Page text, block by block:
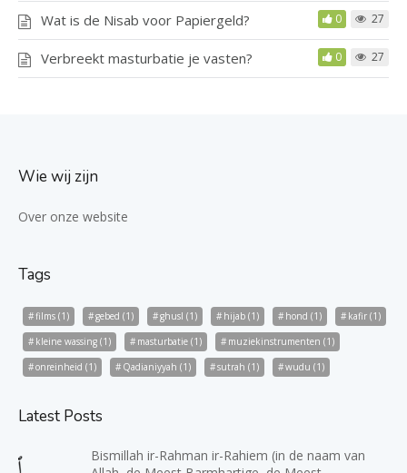
Wat is de Nisab voor Papiergeld? 0 27
Verbreekt masturbatie je vasten? 0 27
Wie wij zijn
Over onze website
Tags
films (1) gebed (1) ghusl (1) hijab (1) hond (1) kafir (1)
kleine wassing (1) masturbatie (1) muziekinstrumenten (1)
onreinheid (1) Qadianiyyah (1) sutrah (1) wudu (1)
Latest Posts
Bismillah ir-Rahman ir-Rahiem (in de naam van